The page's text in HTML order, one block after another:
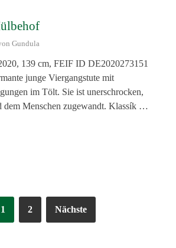
Gundula
139 cm, FEIF ID DE2020273151
junge Viergangstute mit
im Tölt. Sie ist unerschrocken,
dem Menschen zugewandt. Klassík …
1 2 Nächste